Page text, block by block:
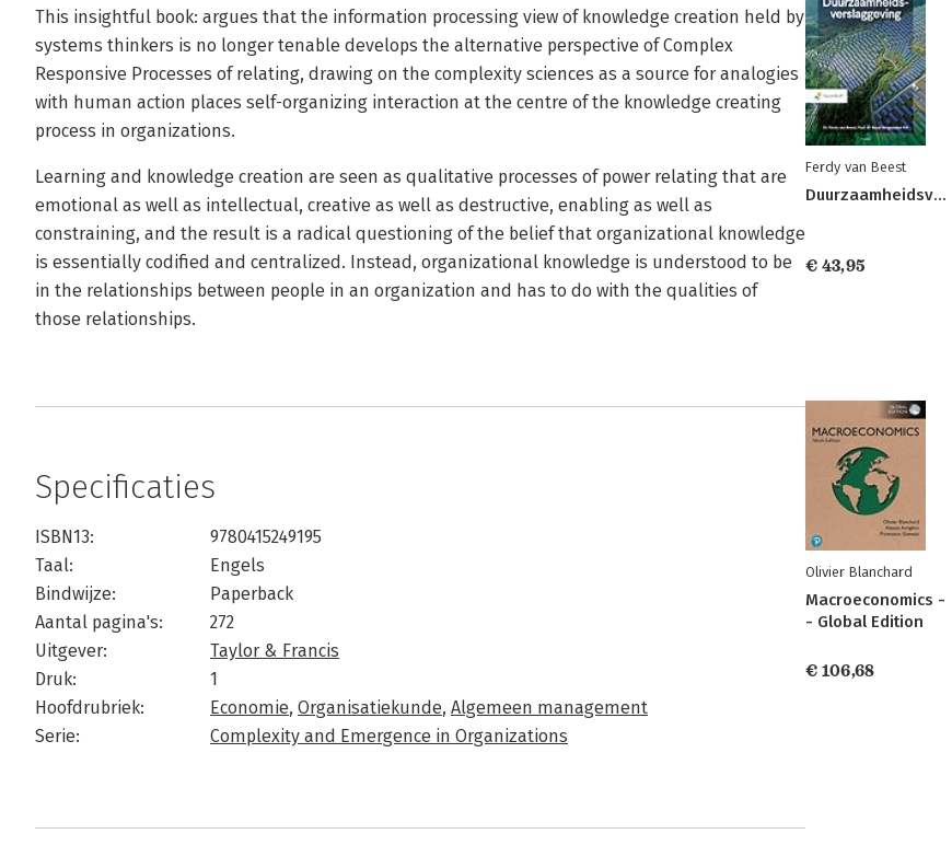
This insightful book: argues that the information processing view of knowledge creation held by
systems thinkers is no longer tenable develops the alternative perspective of Complex
Responsive Processes of relating, drawing on the complexity sciences as a source for analogies
with human action places self-organizing interaction at the centre of the knowledge creating
process in organizations.
Learning and knowledge creation are seen as qualitative processes of power relating that are
emotional as well as intellectual, creative as well as destructive, enabling as well as
constraining, and the result is a radical questioning of the belief that organizational knowledge
is essentially codified and centralized. Instead, organizational knowledge is understood to be
in the relationships between people in an organization and has to do with the qualities of
those relationships.
Specificaties
ISBN13:
9780415249195
Taal:
Engels
Bindwijze:
Paperback
Aantal pagina's:
272
Uitgever:
Taylor & Francis
Druk:
1
Hoofdrubriek:
Economie, Organisatiekunde, Algemeen management
Serie:
Complexity and Emergence in Organizations
Ferdy van Beest
Duurzaamheidsverslaggeving
€ 43,95
Olivier Blanchard
Macroeconomics -
- Global Edition
€ 106,68